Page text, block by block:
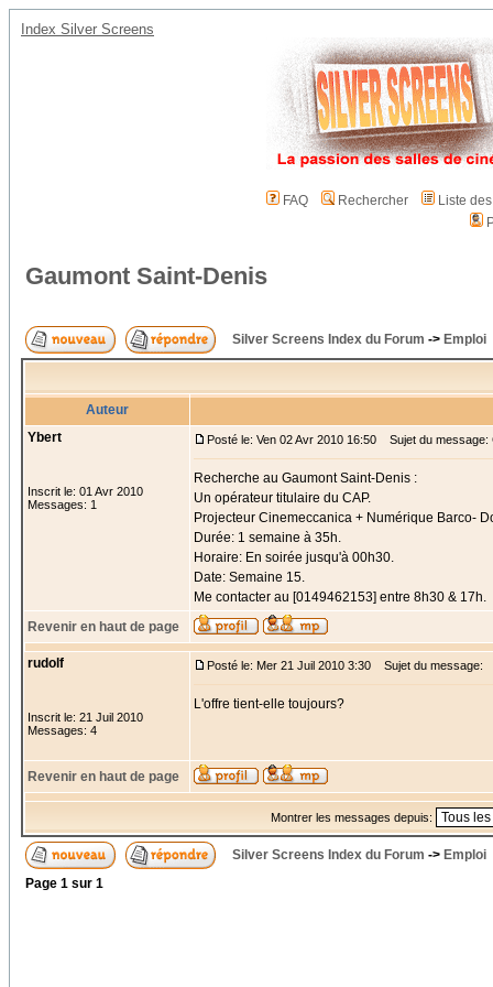
Index Silver Screens
FAQ Rechercher
Liste
Gaumont Saint-Denis
Silver Screens Index du Forum -> Emploi
Auteur
Ybert
Inscrit le: 01 Avr 2010
Messages: 1
Posté le: Ven 02 Avr 2010 16:50 Sujet du message:
Recherche au Gaumont Saint-Denis :
Un opérateur titulaire du CAP.
Projecteur Cinemeccanica + Numérique Barco-
Durée: 1 semaine à 35h.
Horaire: En soirée jusqu'à 00h30.
Date: Semaine 15.
Me contacter au [0149462153] entre 8h30 & 17h.
Revenir en haut de page
rudolf
Inscrit le: 21 Juil 2010
Messages: 4
Posté le: Mer 21 Juil 2010 3:30 Sujet du message:
L'offre tient-elle toujours?
Revenir en haut de page
Montrer les messages depuis:
Silver Screens Index du Forum -> Emploi
Page 1 sur 1